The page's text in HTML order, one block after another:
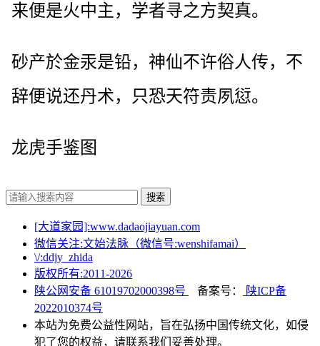
来便是火中主，学者寻之方契真。
砂产於金汞是铅，神仙不许俗人传，不
辞便说还丹术，只恐天符责夙愆。
龙虎手鉴图
搜索
[大道家园]:www.dadaojiayuan.com
微信关注:文始法脉（微信号:wenshifamai）
\/:ddjy_zhida
版权所有:2011-2026
陕公网安备 61019702000398号
备案号：
陕ICP备
2022010374号
本站为免费公益性网站，旨在弘扬中国传统文化，如侵
犯了您的权益，请联系我们妥善处理。